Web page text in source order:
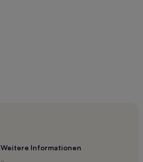
Weitere Informationen